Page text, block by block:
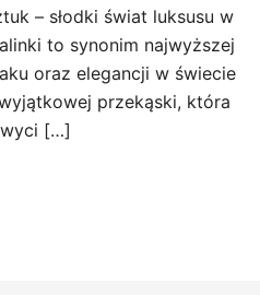
– słodki świat luksusu w
to synonim najwyższej
oraz elegancji w świecie
przekąski, która
[…]